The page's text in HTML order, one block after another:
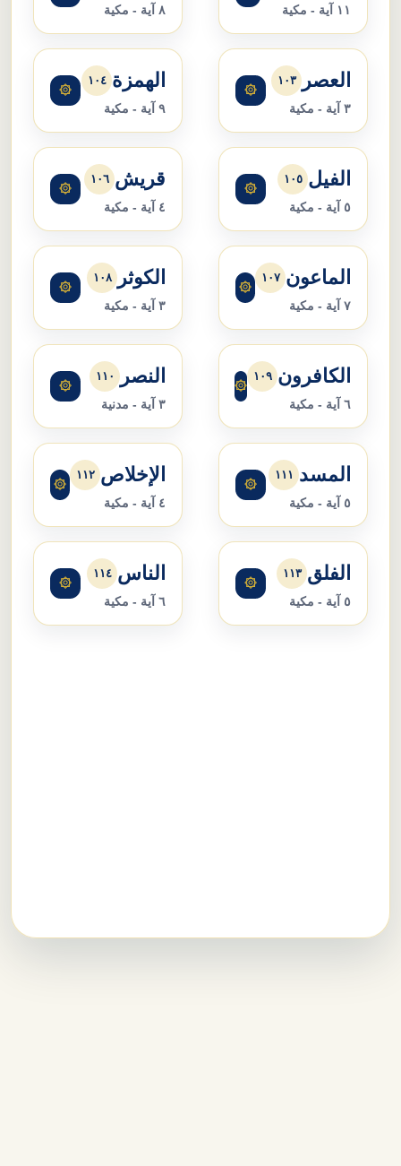
١١ آية - مكية ٨ آية - مكية
العصر ١٠٣
٣ آية - مكية
۞ الهمزة ١٠٤
٩ آية - مكية
۞
الفيل ١٠٥
٥ آية - مكية
۞ قريش ١٠٦
٤ آية - مكية
۞
الماعون ١٠٧
٧ آية - مكية
۞ الكوثر ١٠٨
٣ آية - مكية
۞
الكافرون ١٠٩
٦ آية - مكية
۞ النصر ١١٠
٣ آية - مدنية
۞
المسد ١١١
٥ آية - مكية
۞ الإخلاص ١١٢
٤ آية - مكية
۞
الفلق ١١٣
٥ آية - مكية
۞ الناس ١١٤
٦ آية - مكية
۞